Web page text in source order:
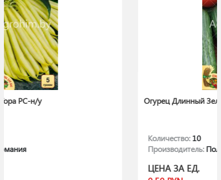
Огурец Длинный Зеленый (Лонг Грин) РС-
Польша